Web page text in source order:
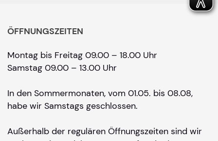
ÖFFNUNGSZEITEN
Montag bis Freitag 09.00 – 18.00 Uhr
Samstag 09.00 – 13.00 Uhr
In den Sommermonaten, vom 01.05. bis 08.08,
habe wir Samstags geschlossen.
Außerhalb der regulären Öffnungszeiten sind wir